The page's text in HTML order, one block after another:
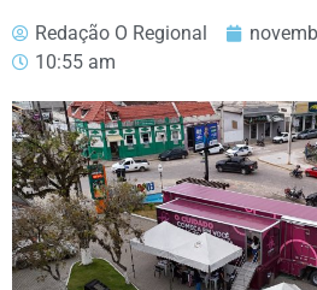
Redação O Regional
10:55 am